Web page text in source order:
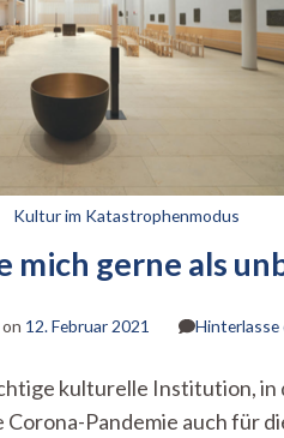
Kultur im Katastrophenmodus
mich gerne als
on 12. Februar 2021 Hinterlasse
kulturelle Institution, in
Pandemie auch für